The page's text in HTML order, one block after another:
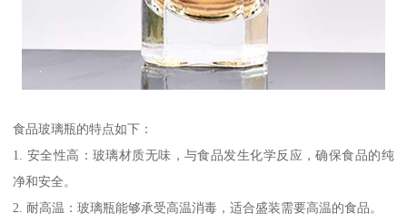
食品玻璃瓶的特点如下：
1. 安全性高：玻璃材质无味，与食品发生化学反应，确保食品的纯
净和安全。
2. 耐高温：玻璃瓶能够承受高温消毒，适合盛装需要高温的食品。